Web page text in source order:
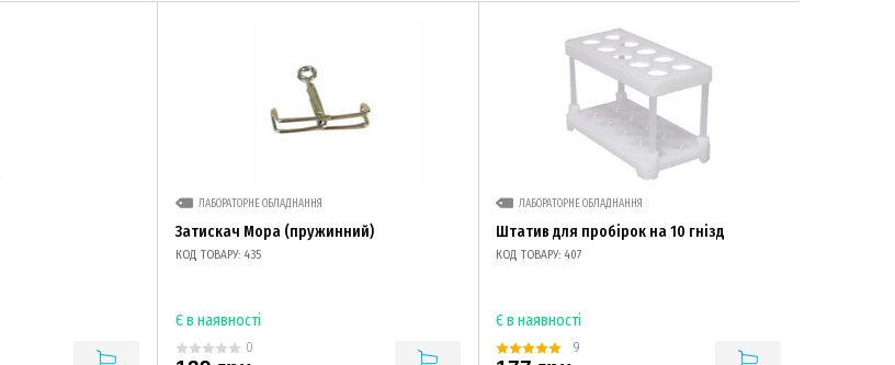
ЛАБОРАТОРНЕ ОБЛАДНАННЯ
Затискач Мора (пружинний)
КОД ТОВАРУ: 435
Є в наявності
0
ЛАБОРАТОРНЕ ОБЛАДНАННЯ
Штатив для пробірок на 10 гнізд
КОД ТОВАРУ: 407
Є в наявності
9